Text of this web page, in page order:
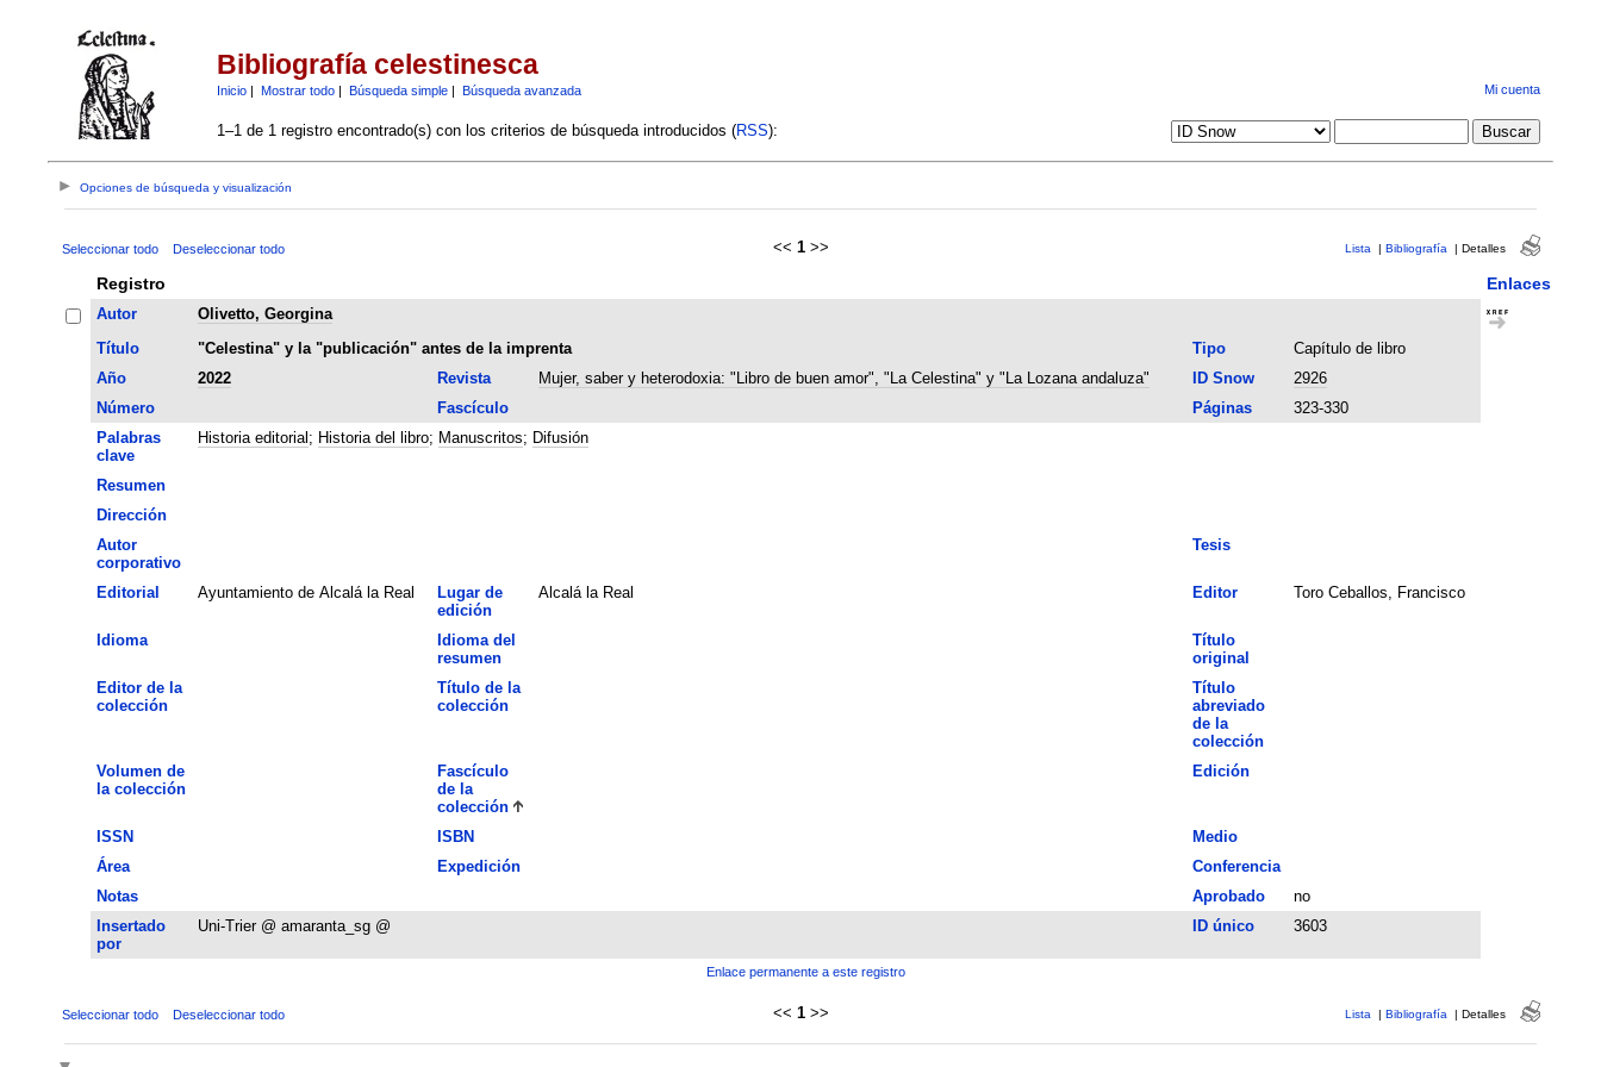
Bibliografía celestinesca
Inicio| Mostrar todo| Búsqueda simple| Búsqueda avanzada Mi cuenta
1–1 de 1 registro encontrado(s) con los criterios de búsqueda introducidos (RSS):
Opciones de búsqueda y visualización
Seleccionar todo Deseleccionar todo << 1 >> Lista | Bibliografía | Detalles
Registro Enlaces
Autor
Olivetto, Georgina
Título
"Celestina" y la "publicación" antes de la imprenta Tipo
Capítulo de libro
Año
2022 Revista Mujer, saber y heterodoxia: "Libro de buen amor", "La Celestina" y "La Lozana andaluza" ID Snow
2926
Número
Fascículo Páginas
323-330
Palabras
clave
Historia editorial ; Historia del libro; Manuscritos; Difusión
Resumen
Dirección
Autor
corporativo
Tesis
Editorial Ayuntamiento de Alcalá la Real
Lugar de
edición
Alcalá la Real Editor Toro Ceballos, Francisco
Idioma
Idioma del
resumen
Título
original
Editor de la
colección
Título de la
colección
Título
abreviado
de la
colección
Volumen de
la colección
Fascículo
de la
colección
Edición
ISSN ISBN
Medio
Área
Expedición
Conferencia
Notas
Aprobado
no
Insertado
por
Uni-Trier @ amaranta_sg @ ID único 3603
Enlace permanente a este registro
Seleccionar todo Deseleccionar todo << 1 >> Lista | Bibliografía | Detalles